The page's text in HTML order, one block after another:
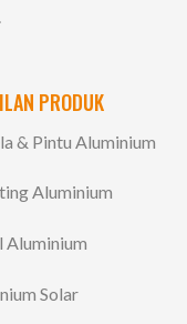
PRODUK
& Pintu Aluminium
Aluminium
Solar